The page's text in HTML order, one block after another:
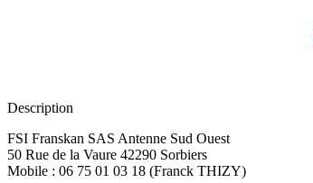
Description
FSI Franskan SAS Antenne Sud Ouest
50 Rue de la Vaure 42290 Sorbiers
Mobile : 06 75 01 03 18 (Franck THIZY)